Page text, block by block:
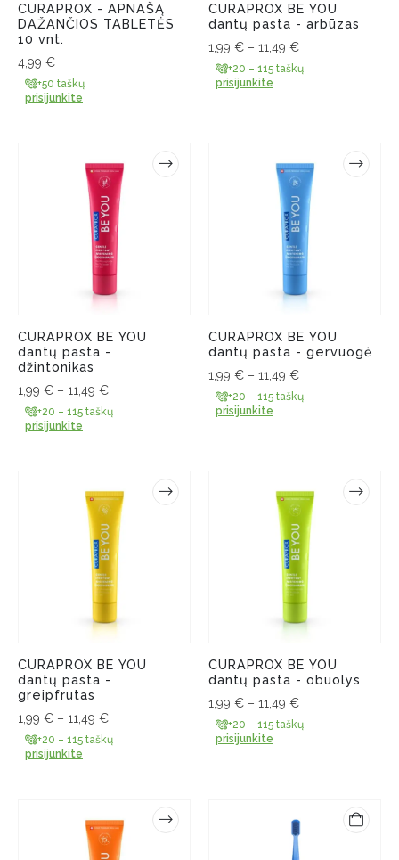
CURAPROX - APNAŠĄ
DAŽANČIOS TABLETĖS
10 vnt.
4,99 €
+50 taškų
prisijunkite
CURAPROX BE YOU
dantų pasta - arbūzas
1,99 € – 11,49 €
+20 – 115 taškų
prisijunkite
CURAPROX BE YOU
dantų pasta -
džintonikas
1,99 € – 11,49 €
+20 – 115 taškų
prisijunkite
CURAPROX BE YOU
dantų pasta - gervuogė
1,99 € – 11,49 €
+20 – 115 taškų
prisijunkite
CURAPROX BE YOU
dantų pasta -
greipfrutas
1,99 € – 11,49 €
+20 – 115 taškų
prisijunkite
CURAPROX BE YOU
dantų pasta - obuolys
1,99 € – 11,49 €
+20 – 115 taškų
prisijunkite